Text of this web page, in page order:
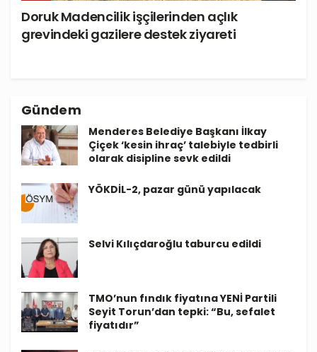
Doruk Madencilik işçilerinden açlık
grevindeki gazilere destek ziyareti
Gündem
Menderes Belediye Başkanı İlkay
Çiçek ‘kesin ihraç’ talebiyle tedbirli
olarak disipline sevk edildi
YÖKDİL-2, pazar günü yapılacak
Selvi Kılıçdaroğlu taburcu edildi
TMO’nun fındık fiyatına YENİ Partili
Seyit Torun’dan tepki: “Bu, sefalet
fiyatıdır”